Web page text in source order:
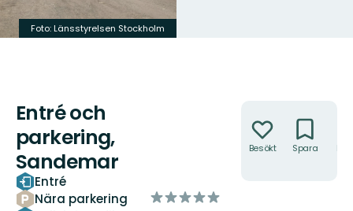
Foto: Länsstyrelsen Stockholm
Entré och
parkering,
Sandemar
Entré
Nära parkering
av
Besökt Spara